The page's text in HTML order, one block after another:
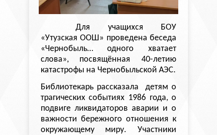
Для учащихся БОУ
«Утузская ООШ» проведена беседа
«Чернобыль… одного хватает
слова», посвящённая 40-летию
катастрофы на Чернобыльской АЭС.
Библиотекарь рассказала
детям о
трагических событиях 1986 года, о
подвиге ликвидаторов аварии и о
важности бережного отношения к
окружающему миру. Участники